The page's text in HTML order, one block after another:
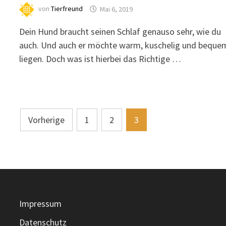
vonTierfreund Mai 6, 2019
Dein Hund braucht seinen Schlaf genauso sehr, wie du
auch. Und auch er möchte warm, kuschelig und
liegen. Doch was ist hierbei das Richtige …
Seitennummerierung
der
Vorherige 1 2 3
Impressum
Datenschutz